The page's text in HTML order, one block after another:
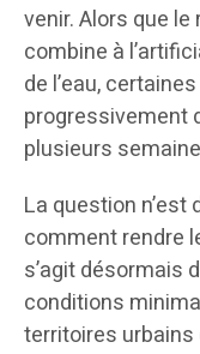
venir. Alors que
combine à
de l’eau,
progressivement
plusieurs
La question
comment rendre
s’agit désormais
conditions
territoires